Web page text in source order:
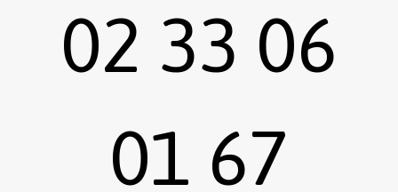
02 33 06
01 67